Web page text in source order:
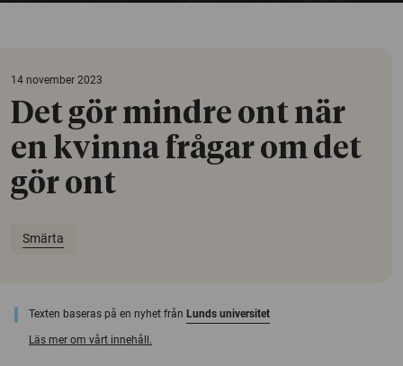
14 november 2023
Det gör mindre ont när
en kvinna frågar om det
gör ont
Smärta
Texten baseras på en nyhet från Lunds universitet
Läs mer om vårt innehåll.